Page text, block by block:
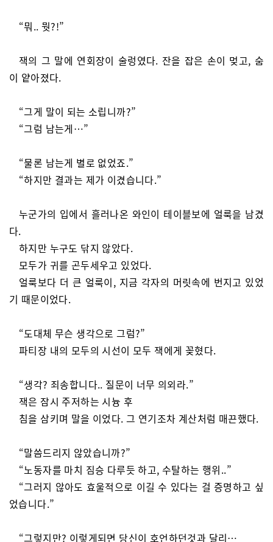
“뭐.. 뭣?!”
잭의 그 말에 연회장이 술렁였다. 잔을 잡은 손이 멎고, 숨
이 얕아졌다.
“그게 말이 되는 소립니까?”
“그럼 남는게…”
“물론 남는게 별로 없었죠.”
“하지만 결과는 제가 이겼습니다.”
누군가의 입에서 흘러나온 와인이 테이블보에 얼룩을 남겼
다.
하지만 누구도 닦지 않았다.
모두가 귀를 곤두세우고 있었다.
얼룩보다 더 큰 얼룩이, 지금 각자의 머릿속에 번지고 있었
기 때문이었다.
“도대체 무슨 생각으로 그럼?”
파티장 내의 모두의 시선이 모두 잭에게 꽂혔다.
“생각? 죄송합니다.. 질문이 너무 의외라.”
잭은 잠시 주저하는 시늉 후
침을 삼키며 말을 이었다. 그 연기조차 계산처럼 매끈했다.
“말씀드리지 않았습니까?”
“노동자를 마치 짐승 다루듯 하고, 수탈하는 행위..”
“그러지 않아도 효울적으로 이길 수 있다는 걸 증명하고 싶
었습니다.”
“그렇지만? 이렇게되면 당신이 호언하던것과 달리…